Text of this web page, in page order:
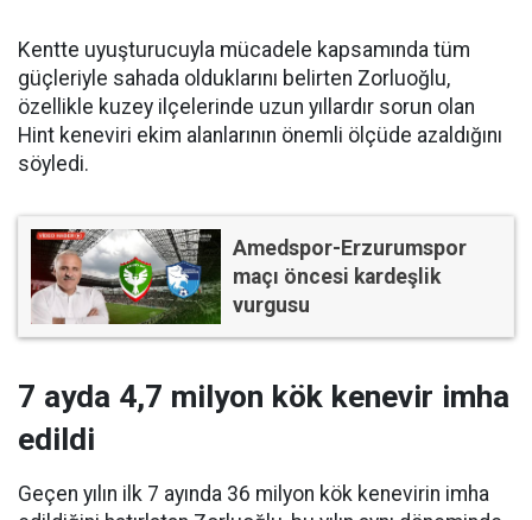
Kentte uyuşturucuyla mücadele kapsamında tüm
güçleriyle sahada olduklarını belirten Zorluoğlu,
özellikle kuzey ilçelerinde uzun yıllardır sorun olan
Hint keneviri ekim alanlarının önemli ölçüde azaldığını
söyledi.
Amedspor-Erzurumspor
maçı öncesi kardeşlik
vurgusu
7 ayda 4,7 milyon kök kenevir imha
edildi
Geçen yılın ilk 7 ayında 36 milyon kök kenevirin imha